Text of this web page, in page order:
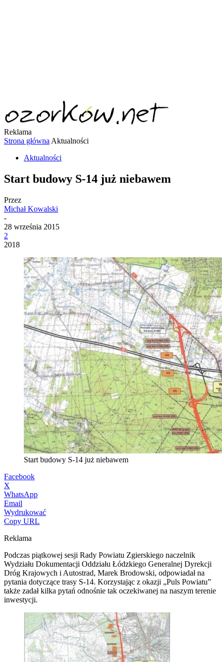
Reklama
Strona główna Aktualności
Aktualności
Start budowy S-14 już niebawem
Przez
Michał Kowalski
-
28 września 2015
2
2018
Start budowy S-14 już niebawem
Facebook
X
WhatsApp
Email
Wydrukować
Copy URL
Reklama
Podczas piątkowej sesji Rady Powiatu Zgierskiego naczelnik
Wydziału Dokumentacji Oddziału Łódzkiego Generalnej Dyrekcji
Dróg Krajowych i Autostrad, Marek Brodowski, odpowiadał na
pytania dotyczące trasy S-14. Korzystając z okazji „Puls Powiatu”
także zadał kilka pytań odnośnie tak oczekiwanej na naszym terenie
inwestycji.